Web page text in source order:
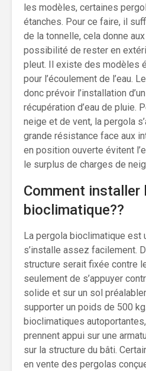
les modèles, certaines
étanches. Pour ce faire, il
de la tonnelle, cela donne
possibilité de rester en
pleut. Il existe des modèles
pour l’écoulement de l’eau.
donc prévoir l’installation
récupération d’eau de pluie.
neige et de vent, la pergola
grande résistance face aux
en position ouverte évitent
le surplus de charges de
Comment installer
bioclimatique??
La pergola bioclimatique est
s’installe assez facilement.
structure serait fixée contre
seulement de s’appuyer
solide et sur un sol
supporter un poids de 500
bioclimatiques
prennent appui sur une
sur la structure du bâti.
en vente des pergolas